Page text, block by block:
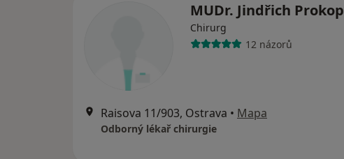
MUDr. Jindřich Prokop
Chirurg
12 názorů
Raisova 11/903, Ostrava • Mapa
Odborný lékař chirurgie